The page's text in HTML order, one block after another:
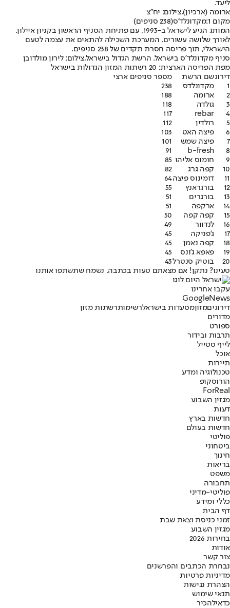
ליעד.
ארומה (ארכיון),צילום: יח"צ
מקום 1:
מקדונלד'ס(238 סניפים)
המותג הגיע לישראל ב-1993, עם פתיחת הסניף הראשון בקניון איילון.
לאורך שלושה עשורים, המערכת השכילה להתאים את עצמה לטעם
הישראלי, תוך פריסה חסרת תקדים של 238 סניפים.
סניף מקדונלד'ס בישראל. הרשת הגדול בישראל,צילום: לירון מולדובן
מפת הפריסה הארצית: 20 רשתות המזון הגדולות בישראל
דירוגשם הרשת
מספר סניפים ארצי
1
מקדונלדס
238
2
ארומה
188
3
גולדה
118
4
rebar
117
5
רולדין
112
6
פיצה האט
103
7
פיצה שמש
101
8
b-fresh
91
9
חומוס אליהו 85
10
קפה גרג
82
11
דומינוס פיצה64
12
בורגראנץ
55
13
בורגרים
51
14
ארקפה
51
15
קפה קפה
50
16
לנדוור
49
17
ג'פניקה
45
18
קפה נאמן
45
19
פאפא ג'ונס
45
20
בוטיק סנטרל43
טעינו? נתקן! אם מצאתם טעות בכתבה, נשמח שתשתפו אותנו
עקבו אחרינו
Googl eNews
דירוגיםמזוןמסעדות בישראלרשימותרשתות מזון
מדורים
ספורט
תרבות ובידור
לייף סטייל
אוכל
תיירות
טכנולוגיה ומדע
הורוסקופ
ForReal
מגזין השבוע
דעות
חדשות בארץ
חדשות בעולם
פוליטי
ביטחוני
חינוך
בריאות
משפט
תחבורה
פוליטי-מדיני
כללי ומידע
דף הבית
זמני כניסת וצאת שבת
מגזין השבוע
בחירות 2026
אודות
צור קשר
נבחרת הכתבים והפרשנים
מדיניות פרטיות
הצהרת נגישות
תנאי שימוש
כדאילהכיר